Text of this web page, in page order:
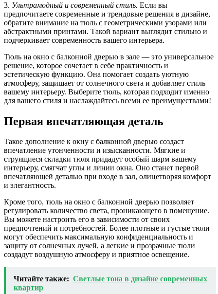
3. Ультрамодный и современный стиль. Если вы
предпочитаете современные и трендовые решения в дизайне,
обратите внимание на тюль с геометрическими узорами или
абстрактными принтами. Такой вариант выглядит стильно и
подчеркивает современность вашего интерьера.
Тюль на окно с балконной дверью в зале — это универсальное
решение, которое сочетает в себе практичность и
эстетическую функцию. Она помогает создать уютную
атмосферу, защищает от солнечного света и добавляет стиль
вашему интерьеру. Выберите тюль, которая подходит именно
для вашего стиля и наслаждайтесь всеми ее преимуществами!
Первая впечатляющая деталь
Такое дополнение к окну с балконной дверью создаст
впечатление утонченности и изысканности. Мягкие и
струящиеся складки тюля придадут особый шарм вашему
интерьеру, смягчат углы и линии окна. Оно станет первой
впечатляющей деталью при входе в зал, олицетворяя комфорт
и элегантность.
Кроме того, тюль на окно с балконной дверью позволяет
регулировать количество света, проникающего в помещение.
Вы можете настроить его в зависимости от своих
предпочтений и потребностей. Более плотные и густые тюли
могут обеспечить максимальную конфиденциальность и
защиту от солнечных лучей, а легкие и прозрачные тюли
создадут воздушную атмосферу и приятное освещение.
Читайте также: Светлые тона в дизайне современных
квартир